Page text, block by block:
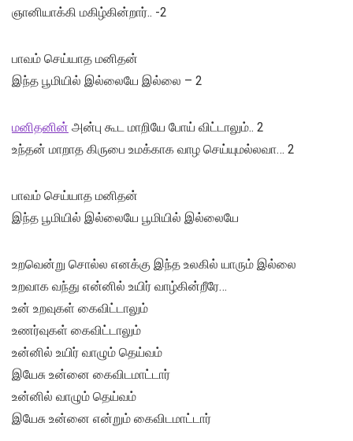
ஞானியாக்கி மகிழ்கின்றார்.. -2
பாவம் செய்யாத மனிதன்
இந்த பூமியில் இல்லையே இல்லை – 2
மனிதனின் அன்பு கூட மாறியே போய் விட்டாலும்.. 2
உந்தன் மாறாத கிருபை உமக்காக வாழ செய்யுமல்லவா… 2
பாவம் செய்யாத மனிதன்
இந்த பூமியில் இல்லையே பூமியில் இல்லையே
உறவென்று சொல்ல எனக்கு இந்த உலகில் யாரும் இல்லை
உறவாக வந்து என்னில் உயிர் வாழ்கின்றீரே…
உன் உறவுகள் கைவிட்டாலும்
உணர்வுகள் கைவிட்டாலும்
உன்னில் உயிர் வாழும் தெய்வம்
இயேசு உன்னை கைவிடமாட்டார்
உன்னில் வாழும் தெய்வம்
இயேசு உன்னை என்றும் கைவிடமாட்டார்